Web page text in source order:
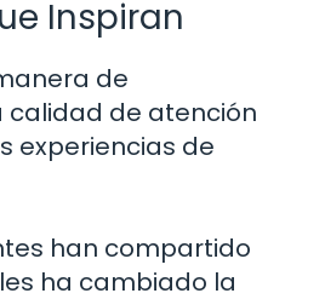
Inspiran
de
de atención
experiencias de
han compartido
ha cambiado la